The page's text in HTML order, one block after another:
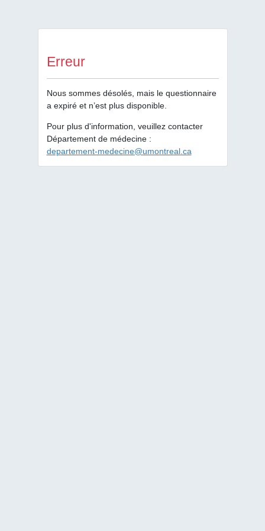
Erreur
Nous sommes désolés, mais le questionnaire
a expiré et n’est plus disponible.
Pour plus d'information, veuillez contacter
Département de médecine :
departement-medecine@umontreal.ca